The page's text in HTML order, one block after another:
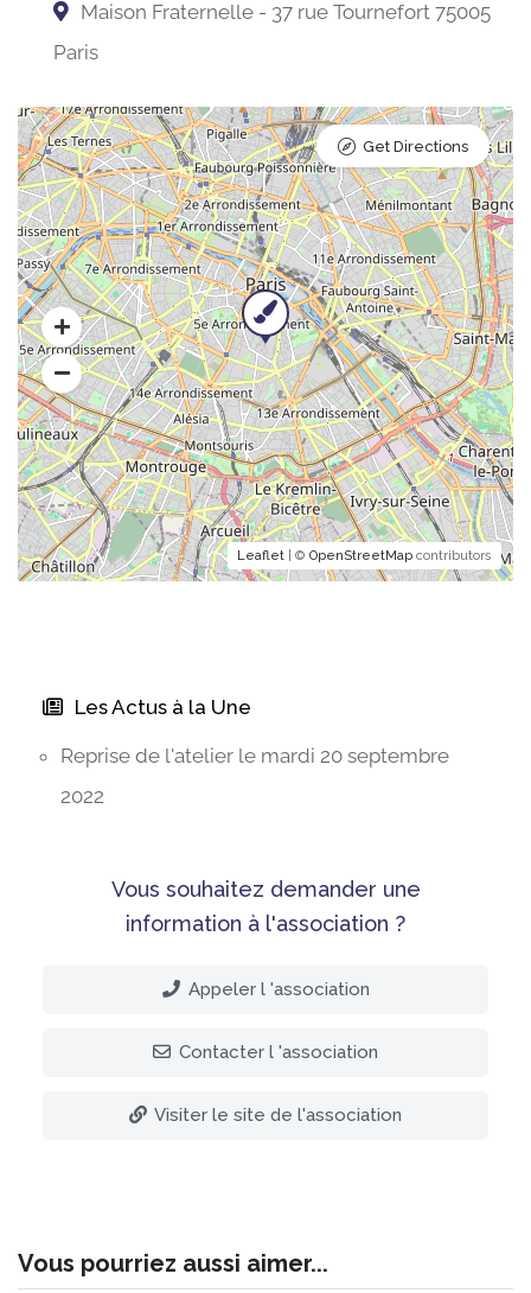
Maison Fraternelle - 37 rue Tournefort 75005
Paris
Leaflet | © OpenStreetMap contributors
Get Directions
Les Actus à la Une
Reprise de l'atelier le mardi 20 septembre
2022
Vous souhaitez demander une
information à l'association ?
Appeler l 'association
Contacter l 'association
Visiter le site de l'association
Vous pourriez aussi aimer...